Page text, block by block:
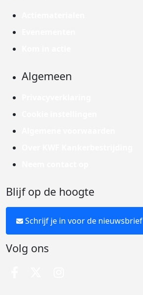
Algemeen
Blijf op de hoogte
Schrijf je in voor de nieuwsbrief
Volg ons